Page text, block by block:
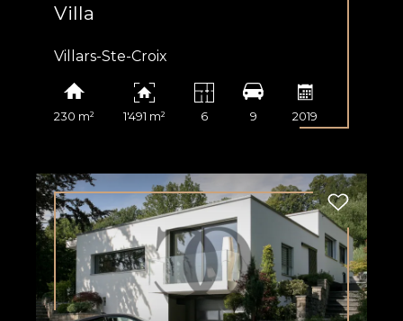
Villa
Villars-Ste-Croix
230 m² 1'491 m² 6 9 2019